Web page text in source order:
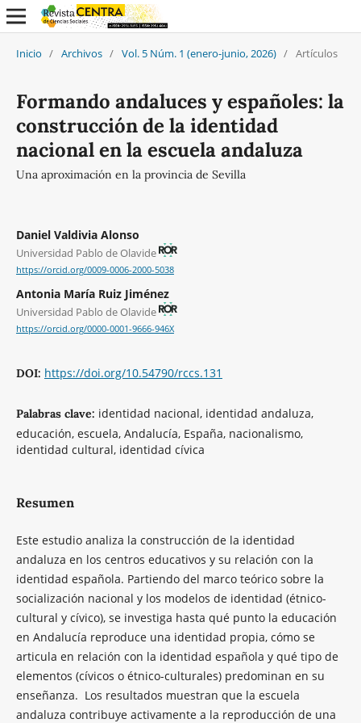
Inicio / Archivos / Vol. 5 Núm. 1 (enero-junio, 2026) / Artículos
Formando andaluces y españoles: la
construcción de la identidad
nacional en la escuela andaluza
Una aproximación en la provincia de Sevilla
Daniel Valdivia Alonso
Universidad Pablo de Olavide
https://orcid.org/0009-0006-2000-5038
Antonia María Ruiz Jiménez
Universidad Pablo de Olavide
https://orcid.org/0000-0001-9666-946X
DOI: https://doi.org/10.54790/rccs.131
Palabras clave: identidad nacional, identidad andaluza,
educación, escuela, Andalucía, España, nacionalismo,
identidad cultural, identidad cívica
Resumen
Este estudio analiza la construcción de la identidad
andaluza en los centros educativos y su relación con la
identidad española. Partiendo del marco teórico sobre la
socialización nacional y los modelos de identidad (étnico-
cultural y cívico), se investiga hasta qué punto la educación
en Andalucía reproduce una identidad propia, cómo se
articula en relación con la identidad española y qué tipo de
elementos (cívicos o étnico-culturales) predominan en su
enseñanza. Los resultados muestran que la escuela
andaluza contribuye activamente a la reproducción de una